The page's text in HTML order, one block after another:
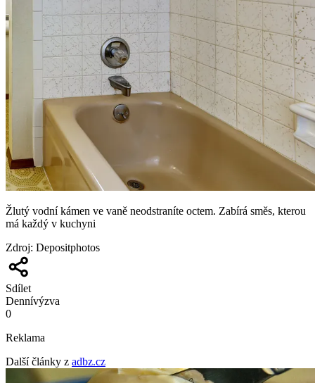
Žlutý vodní kámen ve vaně neodstraníte octem. Zabírá směs, kterou
má každý v kuchyni
Zdroj: Depositphotos
Sdílet
Dennívýzva
0
Reklama
Další články z adbz.cz